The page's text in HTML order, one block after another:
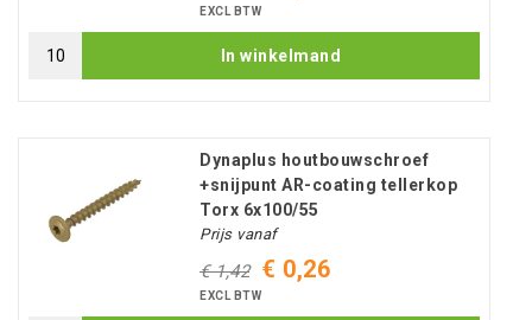
EXCL BTW
In winkelmand
Dynaplus houtbouwschroef
+snijpunt AR-coating tellerkop
Torx 6x100/55
Prijs vanaf
€ 1,42 € 0,26
EXCL BTW